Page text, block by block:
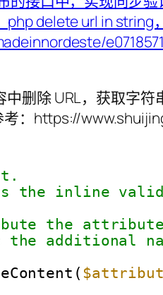
删除 URL，获取字
：https://
the inline
the
the additional